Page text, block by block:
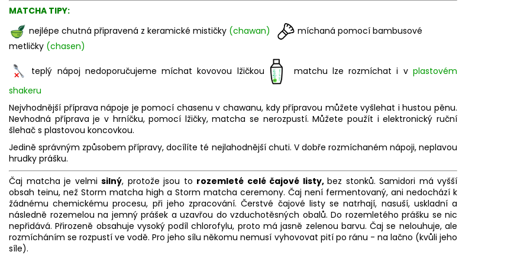
MATCHA TIPY:
nejlépe chutná připravená z keramické mističky (chawan)
míchaná pomocí bambusové
metličky (chasen)
teplý nápoj nedoporučujeme míchat kovovou lžičkou matchu lze rozmíchat i vplastovém
shakeru
Nejvhodnější příprava nápoje je pomocí chasenu v chawanu, kdy přípravou můžete vyšlehat i hustou pěnu.
Nevhodná příprava je v hrníčku, pomocí lžičky, matcha se nerozpustí. Můžete použít i elektronický ruční
šlehač s plastovou koncovkou.
Jedině správným způsobem přípravy, docílíte té nejlahodnější chuti. V dobře rozmíchaném nápoji, neplavou
hrudky prášku.
Čaj matcha je velmi silný, protože jsou to rozemleté celé čajové listy, bez stonků. Samidori má vyšší
obsah teinu, než Storm matcha high a Storm matcha ceremony. Čaj není fermentovaný, ani nedochází k
žádnému chemickému procesu, při jeho zpracování. Čerstvé čajové listy se natrhají, nasuší, uskladní a
následně rozemelou na jemný prášek a uzavřou do vzduchotěsných obalů. Do rozemletého prášku se nic
nepřidává. Přirozeně obsahuje vysoký podíl chlorofylu, proto má jasně zelenou barvu. Čaj se nelouhuje, ale
rozmícháním se rozpustí ve vodě. Pro jeho sílu někomu nemusí vyhovovat pití po ránu - na lačno (kvůli jeho
síle).